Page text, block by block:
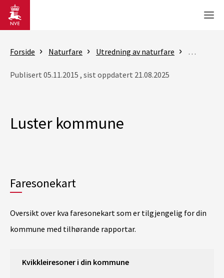
Gå til hovedinnhold
Forside Naturfare Utredning av naturfare Flom- og
Publisert 05.11.2015 , sist oppdatert 21.08.2025
Luster kommune
Faresonekart
Oversikt over kva faresonekart som er tilgjengelig for din
kommune med tilhørande rapportar.
Kvikkleiresoner i din kommune